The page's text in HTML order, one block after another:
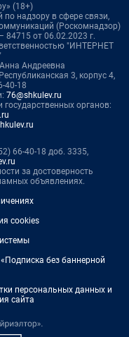
(18+)
надзору в сфере связи,
(Роскомнадзор)
от 06.02.2023 г.
"ИНТЕРНЕТ
Андреевна
3, корпус 4,
40-18
76@shkulev.ru
органов:
66-40-18 доб. 3335,
за достоверность
объявлениях.
cookies
без баннерной
персональных данных и
сайта